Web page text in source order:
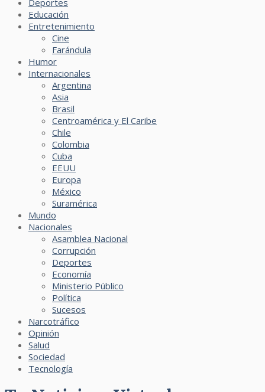
Deportes
Educación
Entretenimiento
Cine
Farándula
Humor
Internacionales
Argentina
Asia
Brasil
Centroamérica y El Caribe
Chile
Colombia
Cuba
EEUU
Europa
México
Suramérica
Mundo
Nacionales
Asamblea Nacional
Corrupción
Deportes
Economía
Ministerio Público
Política
Sucesos
Narcotráfico
Opinión
Salud
Sociedad
Tecnología